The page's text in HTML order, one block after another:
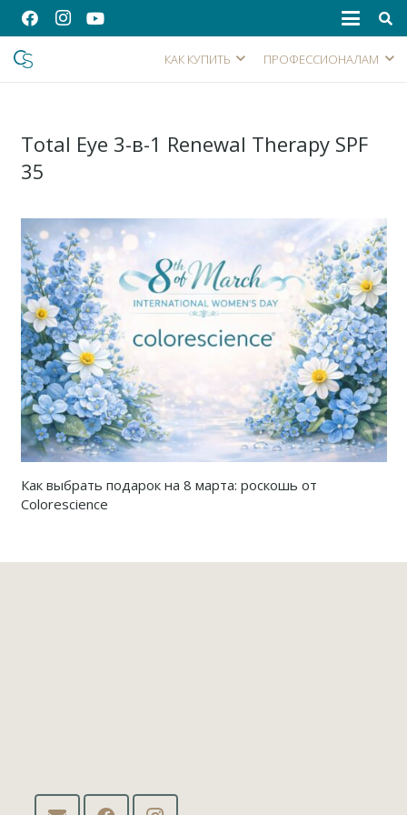
КАК КУПИТЬ ПРОФЕССИОНАЛАМ
Total Eye 3-в-1 Renewal Therapy SPF
35
Как выбрать подарок на 8 марта: роскошь от
Colorescience